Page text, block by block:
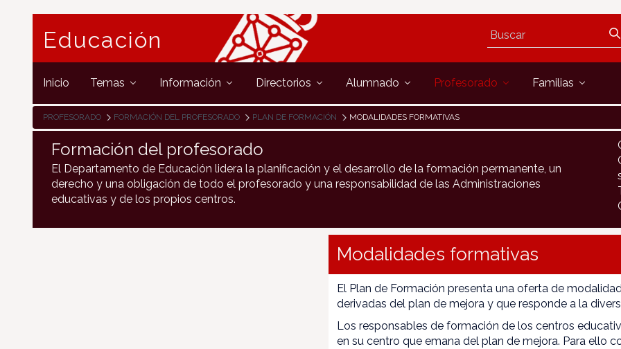
Educación
Inicio Temas Información Directorios Alumnado Profesorado Familias
PROFESORADO FORMACIÓN DEL PROFESORADO PLAN DE FORMACIÓN MODALIDADES FORMATIVAS
Formación del profesorado
El Departamento de Educación lidera la planificación y el desarrollo de la formación permanente, un
derecho y una obligación de todo el profesorado y una responsabilidad de las Administraciones
educativas y de los propios centros.
Modalidades formativas
El Plan de Formación presenta una oferta de
derivadas del plan de mejora y que responde a la
Los responsables de formación de los centros
en su centro que emana del plan de mejora. Para ello